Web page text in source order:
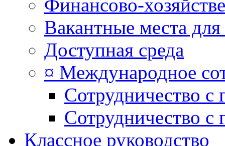
Финансово-
Вакантные места для
Доступная среда
¤ Международное
Сотрудничество
Сотрудничество с
Классное руководство